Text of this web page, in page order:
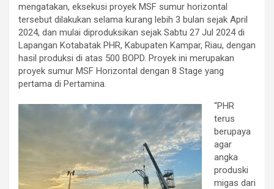
mengatakan, eksekusi proyek MSF sumur horizontal
tersebut dilakukan selama kurang lebih 3 bulan sejak April
2024, dan mulai diproduksikan sejak Sabtu 27 Jul 2024 di
Lapangan Kotabatak PHR, Kabupaten Kampar, Riau, dengan
hasil produksi di atas 500 BOPD. Proyek ini merupakan
proyek sumur MSF Horizontal dengan 8 Stage yang
pertama di Pertamina.
“PHR
terus
berupaya
agar
angka
produski
migas dari